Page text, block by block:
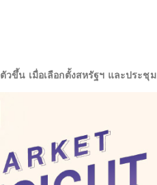
วขึ้น เมื่อเลือกตั้งสหรัฐฯ และประชุม